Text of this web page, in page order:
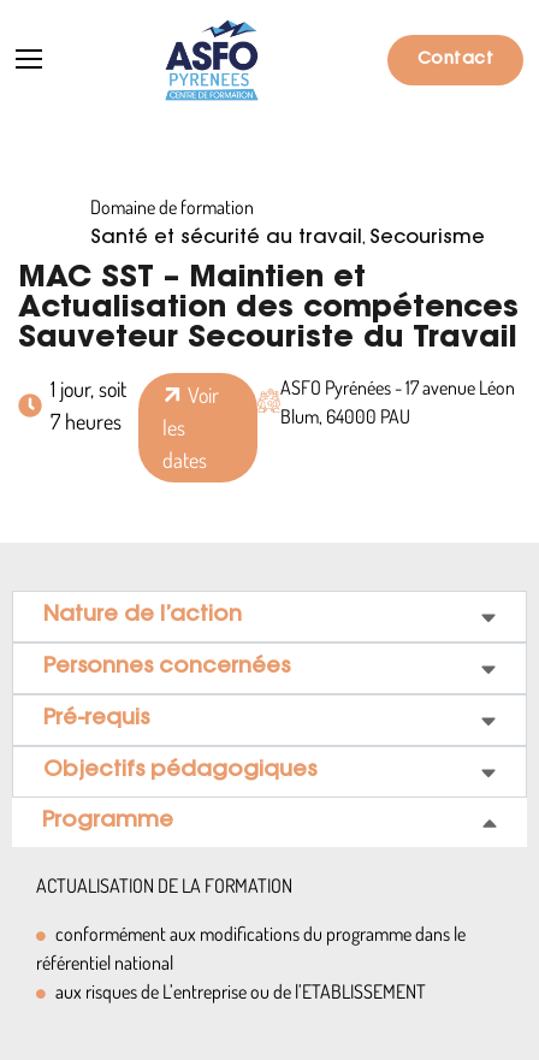
Contact
Formations
Particuliers
Entreprises
Actualités
Informations pratiques
Domaine de formation
Santé et sécurité au travail , Secourisme
MAC SST – Maintien et
Actualisation des compétences
Sauveteur Secouriste du Travail
1 jour, soit
7 heures
Voir
les
dates
ASFO Pyrénées - 17 avenue Léon
Blum, 64000 PAU
Nature de l’action
Personnes concernées
Pré-requis
Objectifs pédagogiques
Programme
ACTUALISATION DE LA FORMATION
conformément aux modifications du programme dans le
référentiel national
aux risques de L’entreprise ou de l’ETABLISSEMENT